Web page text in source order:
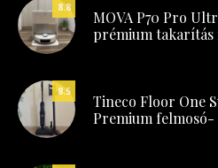
8.8
MOVA P70 Pro
prémium
8.5
Tineco Floor One
Premium